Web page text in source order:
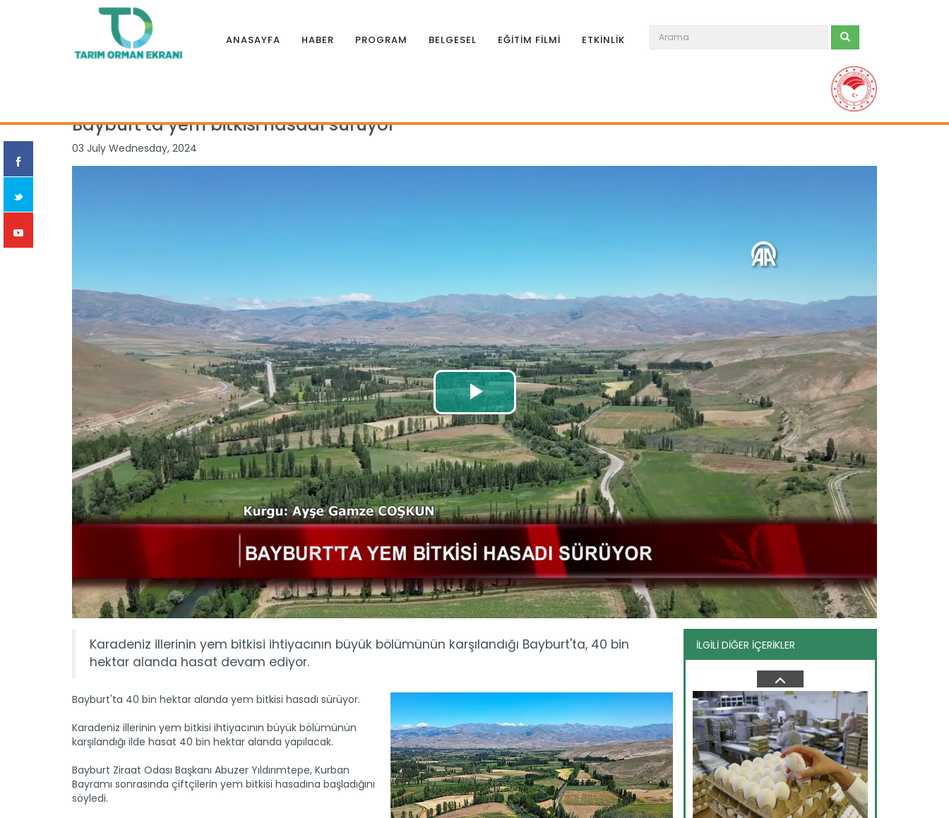
ANASAYFA HABER PROGRAM BELGESEL EĞİTİM FİLMİ ETKİNLİK
Bayburt'ta yem bitkisi hasadı sürüyor
03 July Wednesday, 2024
Karadeniz illerinin yem bitkisi ihtiyacının büyük bölümünün karşılandığı Bayburt'ta, 40 bin
hektar alanda hasat devam ediyor.
Bayburt'ta 40 bin hektar alanda yem bitkisi hasadı sürüyor.
Karadeniz illerinin yem bitkisi ihtiyacının büyük bölümünün
karşılandığı ilde hasat 40 bin hektar alanda yapılacak.
Bayburt Ziraat Odası Başkanı Abuzer Yıldırımtepe, Kurban
Bayramı sonrasında çiftçilerin yem bitkisi hasadına başladığını
söyledi.
İLGİLİ DİĞER İÇERİKLER
Buzağı sağlığını koruyan...
Tarım ve Orman Bakanlığı
hayvancılıkta eğitim seferberliğini...
Devamını Oku ->
Yağışlar besicileri sevindirdi
Türkiye'nin önemli küçükbaş
hayvancılık merkezlerinden
Karacadağ...
Devamını Oku ->
Yavru porsuk emin ellerde
Doğa Koruma ve Milli Parklar Genel
Müdürlüğü ekipleri...
Devamını Oku ->